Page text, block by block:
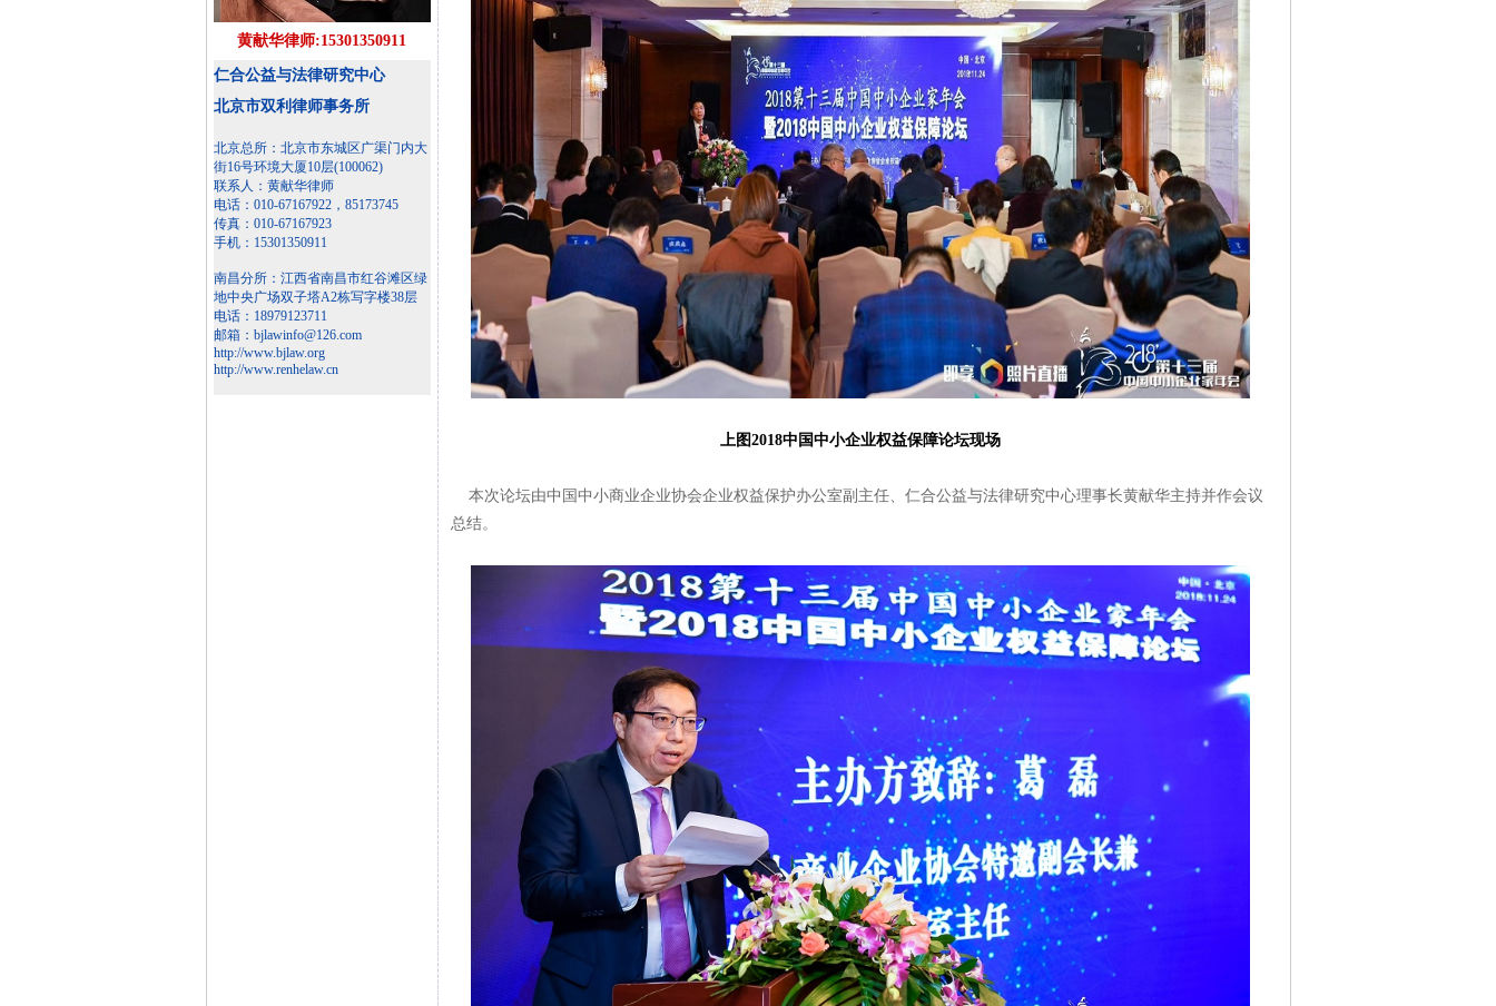
黄献华律师:15301350911
仁合公益与法律研究中心
北京市双利律师事务所
北京总所：北京市东城区广渠门内大
街16号环境大厦10层(100062)
联系人：黄献华律师
电话：010-67167922，85173745
传真：010-67167923
手机：15301350911
南昌分所：江西省南昌市红谷滩区绿
地中央广场双子塔A2栋写字楼38层
电话：18979123711
邮箱：bjlawinfo@126.com
http://www.bjlaw.org
http://www.renhelaw.cn
上图2018中国中小企业权益保障论坛现场
本次论坛由中国中小商业企业协会企业权益保护办公室副主任、仁合公益与法律研究中心理事长黄献华主持并作会议
总结。